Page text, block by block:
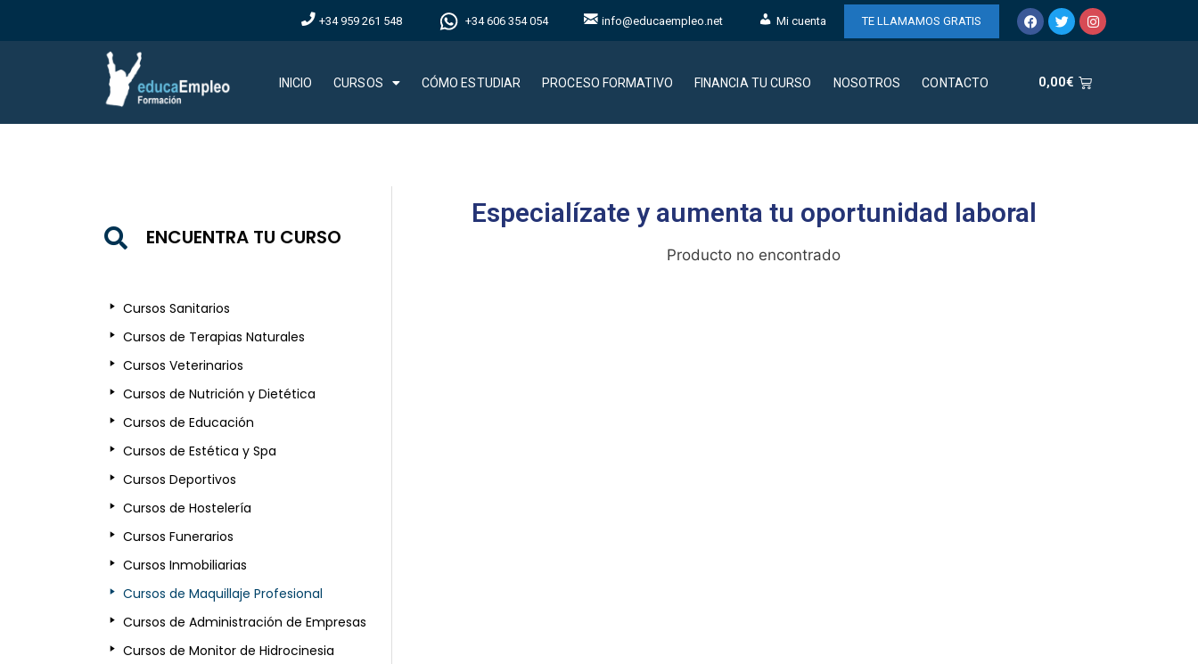
+34 959 261 548 +34 606 354 054 info@educaempleo.net Mi cuenta TE LLAMAMOS GRATIS
INICIO CURSOS CÓMO ESTUDIAR PROCESO FORMATIVO FINANCIA TU CURSO NOSOTROS CONTACTO 0,00€
ENCUENTRA TU CURSO
Cursos Sanitarios
Cursos de Terapias Naturales
Cursos Veterinarios
Cursos de Nutrición y Dietética
Cursos de Educación
Cursos de Estética y Spa
Cursos Deportivos
Cursos de Hostelería
Cursos Funerarios
Cursos Inmobiliarias
Cursos de Maquillaje Profesional
Cursos de Administración de Empresas
Cursos de Monitor de Hidrocinesia
Especialízate y aumenta tu oportunidad laboral
Producto no encontrado